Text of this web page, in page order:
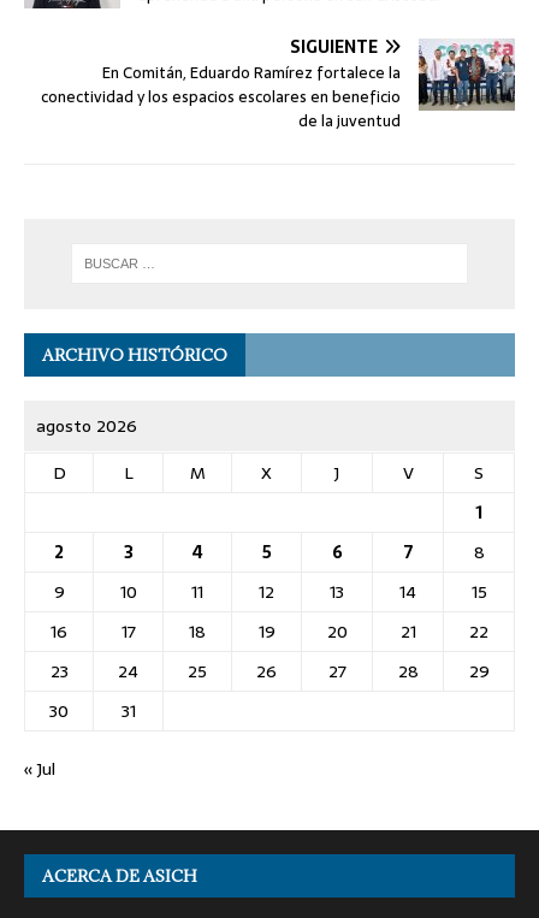
SIGUIENTE
En Comitán, Eduardo Ramírez fortalece la
conectividad y los espacios escolares en beneficio
de la juventud
ARCHIVO HISTÓRICO
agosto 2026
D
L M X J V
S
1
2
3 4 5 6 7
8
9
10 11 12 13 14
15
16
17 18 19 20 21
22
23
24 25 26 27 28
29
30
31
« Jul
ACERCA DE ASICH